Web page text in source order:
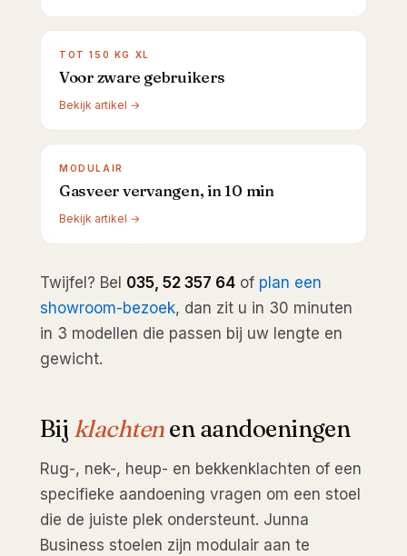
TOT 150 KG XL
Voor zware gebruikers
Bekijk artikel →
MODULAIR
Gasveer vervangen, in 10 min
Bekijk artikel →
Twijfel? Bel 035, 52 357 64 of plan een
showroom-bezoek, dan zit u in 30 minuten
in 3 modellen die passen bij uw lengte en
gewicht.
Bij klachtenen aandoeningen
Rug-, nek-, heup- en bekkenklachten of een
specifieke aandoening vragen om een stoel
die de juiste plek ondersteunt. Junna
Business stoelen zijn modulair aan te